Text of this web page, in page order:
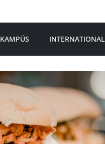
KAMPÜS INTERNATIONAL